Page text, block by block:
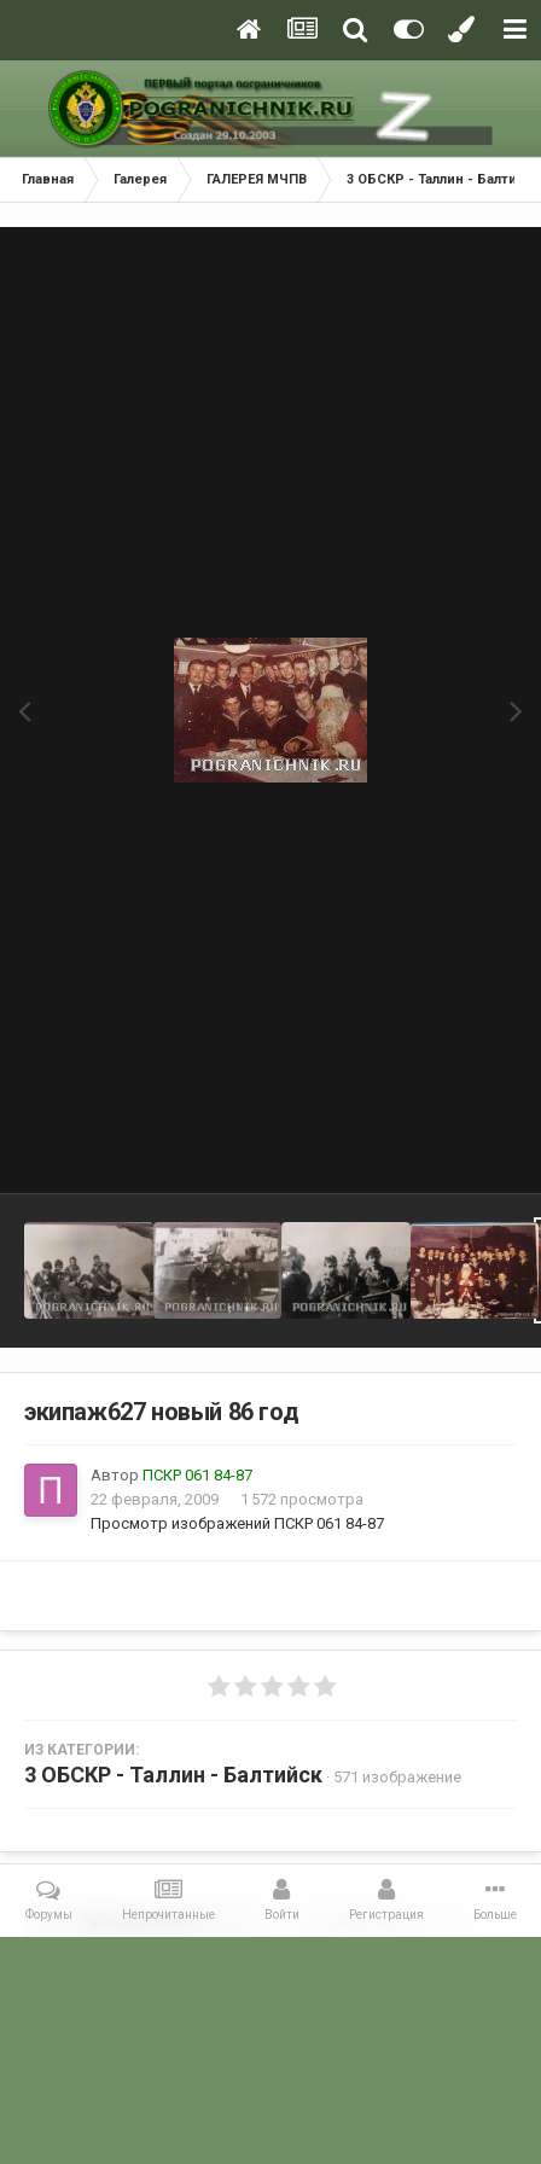
Главная Галерея ГАЛЕРЕЯ МЧПВ 3 ОБСКР - Таллин - Балтийск
экипаж627 новый 86 год
Автор ПСКР 061 84-87
22 февраля, 2009
1 572 просмотра
Просмотр изображений ПСКР 061 84-87
ИЗ КАТЕГОРИИ:
3 ОБСКР - Таллин - Балтийск · 571 изображение
Поделиться Подписчики 0
Форумы Непрочитанные Войти Регистрация Больше